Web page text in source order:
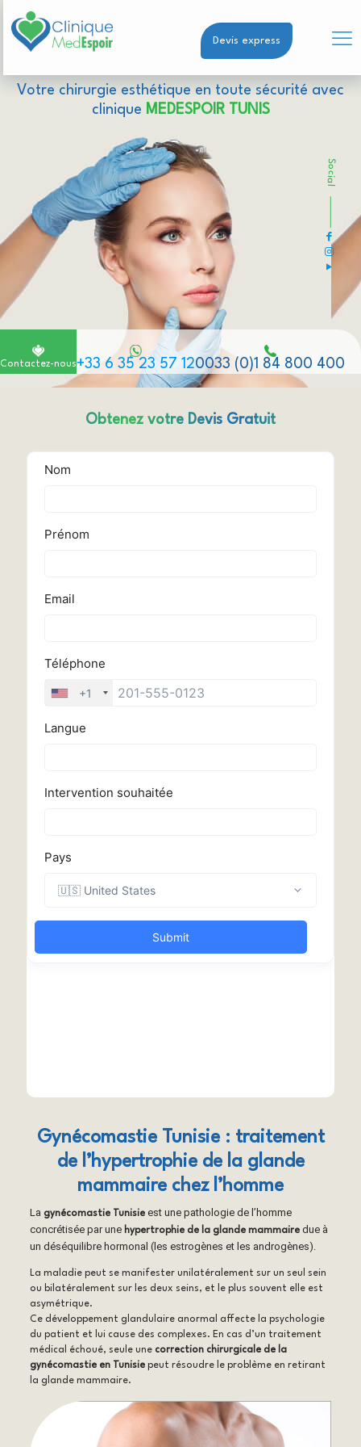
Devis express
Votre chirurgie esthétique en toute sécurité avec
clinique MEDESPOIR TUNIS
Contactez-nous+33 6 35 23 57 120033 (0)1 84 800 400
Social
Obtenez votre Devis Gratuit
Gynécomastie Tunisie : traitement
de l’hypertrophie de la glande
mammaire chez l’homme
La gynécomastie Tunisieest une pathologie de l’homme
concrétisée par une hypertrophie de la glande mammairedue à
un déséquilibre hormonal (les estrogènes et les androgènes).
La maladie peut se manifester unilatéralement sur un seul sein
ou bilatéralement sur les deux seins, et le plus souvent elle est
asymétrique.
Ce développement glandulaire anormal affecte la psychologie
du patient et lui cause des complexes. En cas d’un traitement
médical échoué, seule une correction chirurgicale de la
gynécomastie en Tunisiepeut résoudre le problème en retirant
la glande mammaire.